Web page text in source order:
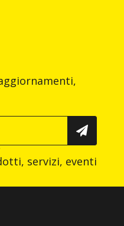
servizi, eventi